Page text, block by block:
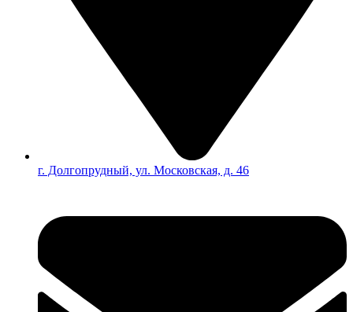
г. Долгопрудный, ул. Московская, д. 46